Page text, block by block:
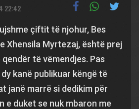
22:42
çiftit të njohur, Bes
Xhensila Myrtezaj, është prej
qendër të vëmendjes. Pas
kanë publikuar këngë të
janë marrë si dedikim për
e duket se nuk mbaron me